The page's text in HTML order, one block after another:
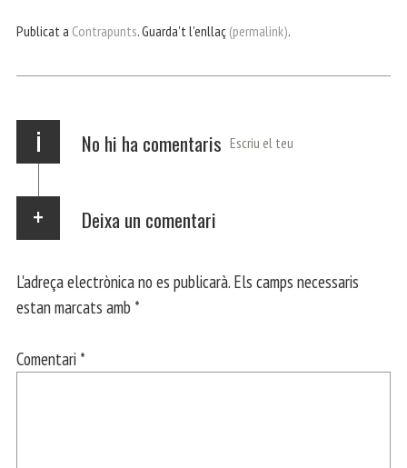
bo er ts
p
gr
m
ail pa
ei
Publicat a Contrapunts. Guarda't l'enllaç (permalink).
i No hi ha comentaris Escriu el teu
Deixa un comentari
L'adreça electrònica no es publicarà. Els camps necessaris
estan marcats amb *
Comentari *